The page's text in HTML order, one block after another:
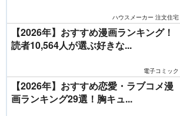
ハウスメーカー 注文住宅
【2026年】おすすめ漫画ランキング！
読者10,564人が選ぶ好きな...
電子コミック
【2026年】おすすめ恋愛・ラブコメ漫
画ランキング29選！胸キュ...